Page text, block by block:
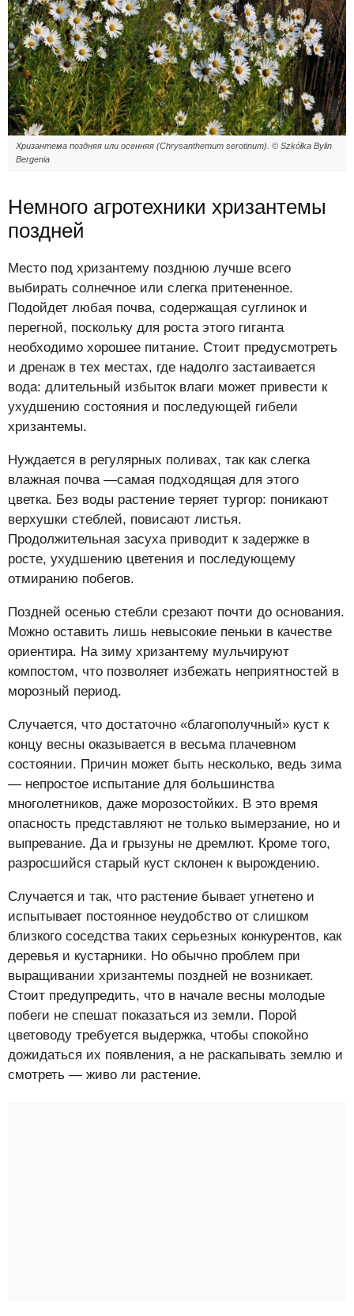
Хризантема поздняя или осенняя (Chrysanthemum serotinum). © Szkółka Bylin
Bergenia
Немного агротехники хризантемы
поздней
Место под хризантему позднюю лучше всего
выбирать солнечное или слегка притененное.
Подойдет любая почва, содержащая суглинок и
перегной, поскольку для роста этого гиганта
необходимо хорошее питание. Стоит предусмотреть
и дренаж в тех местах, где надолго застаивается
вода: длительный избыток влаги может привести к
ухудшению состояния и последующей гибели
хризантемы.
Нуждается в регулярных поливах, так как слегка
влажная почва —самая подходящая для этого
цветка. Без воды растение теряет тургор: поникают
верхушки стеблей, повисают листья.
Продолжительная засуха приводит к задержке в
росте, ухудшению цветения и последующему
отмиранию побегов.
Поздней осенью стебли срезают почти до основания.
Можно оставить лишь невысокие пеньки в качестве
ориентира. На зиму хризантему мульчируют
компостом, что позволяет избежать неприятностей в
морозный период.
Случается, что достаточно «благополучный» куст к
концу весны оказывается в весьма плачевном
состоянии. Причин может быть несколько, ведь зима
— непростое испытание для большинства
многолетников, даже морозостойких. В это время
опасность представляют не только вымерзание, но и
выпревание. Да и грызуны не дремлют. Кроме того,
разросшийся старый куст склонен к вырождению.
Случается и так, что растение бывает угнетено и
испытывает постоянное неудобство от слишком
близкого соседства таких серьезных конкурентов, как
деревья и кустарники. Но обычно проблем при
выращивании хризантемы поздней не возникает.
Стоит предупредить, что в начале весны молодые
побеги не спешат показаться из земли. Порой
цветоводу требуется выдержка, чтобы спокойно
дожидаться их появления, а не раскапывать землю и
смотреть — живо ли растение.